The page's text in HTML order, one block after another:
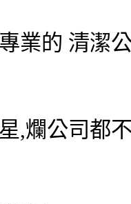
業的 清潔
,爛公司都